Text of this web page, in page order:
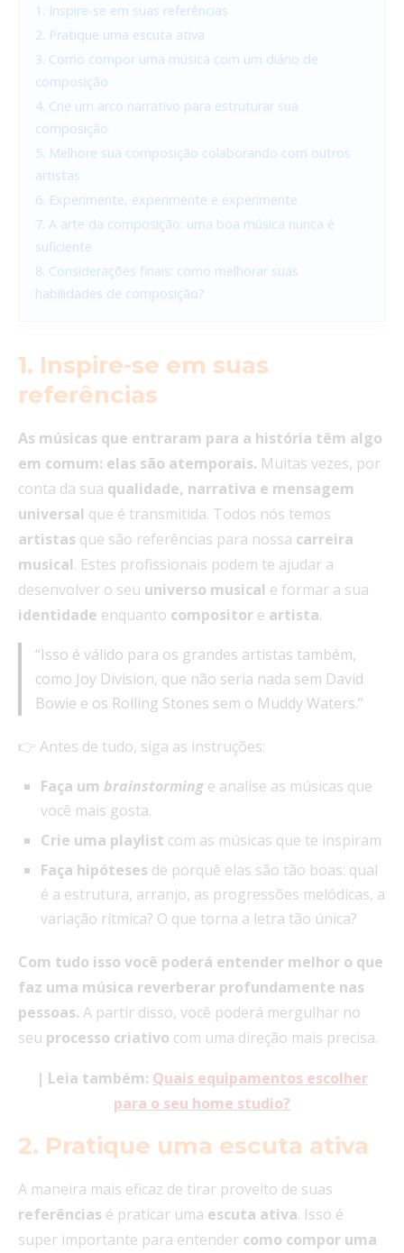
1. Inspire-se em suas referências
2. Pratique uma escuta ativa
3. Como compor uma música com um diário de
composição
4. Crie um arco narrativo para estruturar sua
composição
5. Melhore sua composição colaborando com outros
artistas
6. Experimente, experimente e experimente
7. A arte da composição: uma boa música nunca é
suficiente
8. Considerações finais: como melhorar suas
habilidades de composição?
1. Inspire-se em suas
referências
As músicas que entraram para a história têm algo
em comum: elas são atemporais. Muitas vezes, por
conta da sua qualidade, narrativa e mensagem
universal que é transmitida. Todos nós temos
artistas que são referências para nossa carreira
musical. Estes profissionais podem te ajudar a
desenvolver o seu universo musical e formar a sua
identidade enquanto compositor e artista.
“Isso é válido para os grandes artistas também,
como Joy Division, que não seria nada sem David
Bowie e os Rolling Stones sem o Muddy Waters.”
👉 Antes de tudo, siga as instruções:
Faça um brainstorming e analise as músicas que
você mais gosta.
Crie uma playlist com as músicas que te inspiram
Faça hipóteses de porquê elas são tão boas: qual
é a estrutura, arranjo, as progressões melódicas, a
variação rítmica? O que torna a letra tão única?
Com tudo isso você poderá entender melhor o que
faz uma música reverberar profundamente nas
pessoas. A partir disso, você poderá mergulhar no
seu processo criativo com uma direção mais precisa.
| Leia também: Quais equipamentos escolher
para o seu home studio?
2. Pratique uma escuta ativa
A maneira mais eficaz de tirar proveito de suas
referências é praticar uma escuta ativa. Isso é
super importante para entender como compor uma